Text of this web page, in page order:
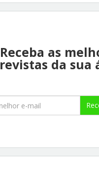
Receba as
revistas da sua